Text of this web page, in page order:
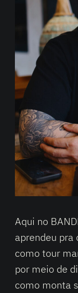
Aqui no
aprendeu
como tour
por meio de
como monta